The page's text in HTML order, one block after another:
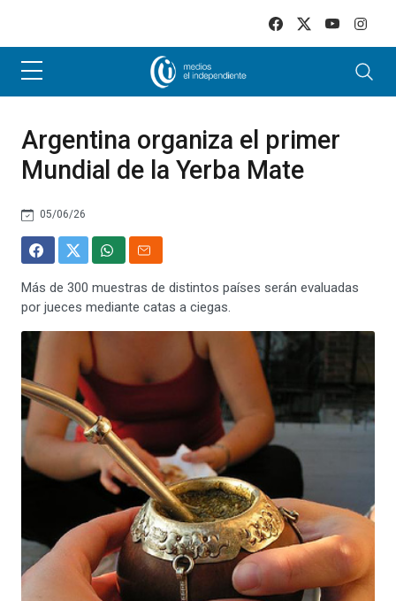
Argentina organiza el primer
Mundial de la Yerba Mate
05/06/26
Más de 300 muestras de distintos países serán evaluadas
por jueces mediante catas a ciegas.